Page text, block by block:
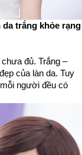
trắng khỏe rạng
đủ. Trắng –
của làn da. Tuy
người đều có